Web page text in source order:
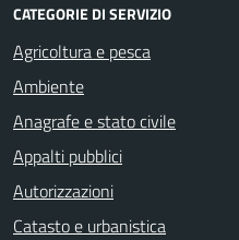
CATEGORIE DI SERVIZIO
Agricoltura e pesca
Ambiente
Anagrafe e stato civile
Appalti pubblici
Autorizzazioni
Catasto e urbanistica